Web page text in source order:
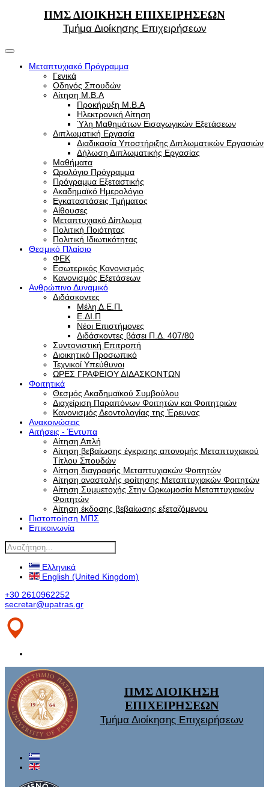
ΠΜΣ ΔΙΟΙΚΗΣΗ ΕΠΙΧΕΙΡΗΣΕΩΝ
Τμήμα Διοίκησης Επιχειρήσεων
Μεταπτυχιακό Πρόγραμμα
Γενικά
Οδηγός Σπουδών
Αίτηση Μ.Β.Α
Προκήρυξη Μ.Β.Α
Ηλεκτρονική Αίτηση
Ύλη Μαθημάτων Εισαγωγικών Εξετάσεων
Διπλωματική Εργασία
Διαδικασία Υποστήριξης Διπλωματικών Εργασιών
Δήλωση Διπλωματικής Εργασίας
Μαθήματα
Ωρολόγιο Πρόγραμμα
Πρόγραμμα Εξεταστικής
Ακαδημαϊκό Ημερολόγιο
Εγκαταστάσεις Τμήματος
Αίθουσες
Μεταπτυχιακό Δίπλωμα
Πολιτική Ποιότητας
Πολιτική Ιδιωτικότητας
Θεσμικό Πλαίσιο
ΦΕΚ
Εσωτερικός Κανονισμός
Κανονισμός Εξετάσεων
Ανθρώπινο Δυναμικό
Διδάσκοντες
Μέλη Δ.Ε.Π.
Ε.ΔΙ.Π
Νέοι Επιστήμονες
Διδάσκοντες βάσει Π.Δ. 407/80
Συντονιστική Επιτροπή
Διοικητικό Προσωπικό
Τεχνικοί Υπεύθυνοι
ΩΡΕΣ ΓΡΑΦΕΙΟΥ ΔΙΔΑΣΚΟΝΤΩΝ
Φοιτητικά
Θεσμός Ακαδημαϊκού Συμβούλου
Διαχείριση Παραπόνων Φοιτητών και Φοιτητριών
Κανονισμός Δεοντολογίας της Έρευνας
Ανακοινώσεις
Αιτήσεις - Έντυπα
Αίτηση Απλή
Αίτηση βεβαίωσης έγκρισης απονομής Μεταπτυχιακού
Τίτλου Σπουδών
Αίτηση διαγραφής Μεταπτυχιακών Φοιτητών
Αίτηση αναστολής φοίτησης Μεταπτυχιακών Φοιτητών
Αίτηση Συμμετοχής Στην Ορκωμοσία Μεταπτυχιακών
Φοιτητών
Αίτηση έκδοσης βεβαίωσης εξεταζόμενου
Πιστοποίηση ΜΠΣ
Επικοινωνία
Ελληνικά
English (United Kingdom)
+30 2610962252
secretar@upatras.gr
ΠΜΣ ΔΙΟΙΚΗΣΗ
ΕΠΙΧΕΙΡΗΣΕΩΝ
Τμήμα Διοίκησης Επιχειρήσεων